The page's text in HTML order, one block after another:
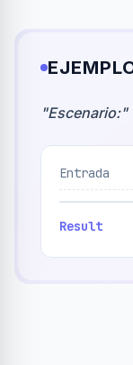
"Escenario:"
Entrada
Result